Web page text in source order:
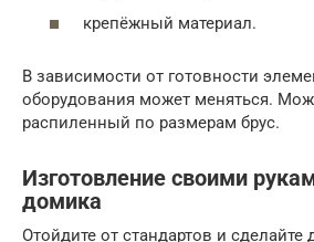
крепёжный материал.
В зависимости от готовности
оборудования может меняться.
распиленный по размерам брус.
Изготовление своими
домика
Отойдите от стандартов и сделайте